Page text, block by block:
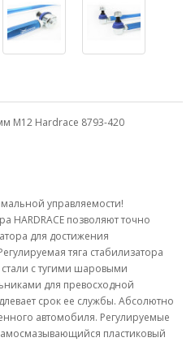
М12 Hardrace 8793-420
управляемости!
HARDRACE позволяют точно
для достижения
тяга стабилизатора
с тугими шаровыми
для превосходной
срок ее службы. Абсолютно
автомобиля. Регулируемые
пластиковый